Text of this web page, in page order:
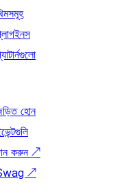
হোন
করুন↗
↗